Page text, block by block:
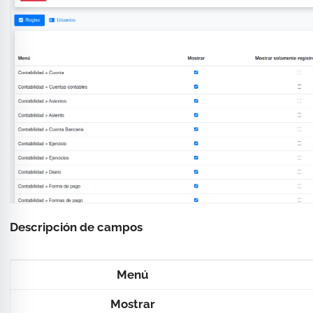
Descripción de campos
Menú
Mostrar